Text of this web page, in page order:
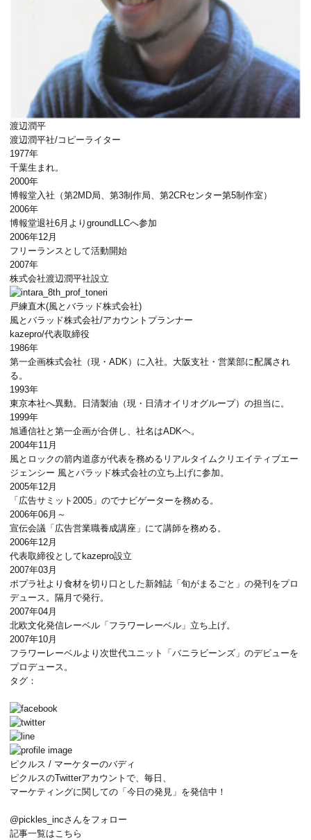
渡辺潤平
渡辺潤平社/コピーライター
1977年
千葉生まれ。
2000年
博報堂入社（第2MD局、第3制作局、第2CRセンター第5制作室）
2006年
博報堂退社6月よりgroundLLCへ参加
2006年12月
フリーランスとして活動開始
2007年
株式会社渡辺潤平社設立
戸練直木(風とバラッド株式会社)
風とバラッド株式会社/アカウントプランナー
kazepro/代表取締役
1986年
第一企画株式会社（現・ADK）に入社。大阪支社・営業部に配属され
る。
1993年
東京本社へ異動。日清製油（現・日清オイリオグループ）の担当に。
1999年
旭通信社と第一企画が合併し、社名はADKヘ。
2004年11月
風とロックの箭内道彦が代表を務めるリアルタイムクリエイティブエー
ジェンシー 風とバラッド株式会社の立ち上げに参加。
2005年12月
「広告サミット2005」のでナビゲーターを務める。
2006年06月～
宣伝会議「広告営業職養成講座」にて講師を務める。
2006年12月
代表取締役としてkazepro設立
2007年03月
ポプラ社より食材を切り口とした新雑誌「旬がまるごと」の発刊をプロ
デュース。隔月で発行。
2007年04月
北欧文化発信レーベル「フラワーレーベル」立ち上げ。
2007年10月
フラワーレーベルより次世代ユニット「バニラビーンズ」のデビューを
プロデュース。
タグ：
ピクルス / マーケターのバディ
ピクルスのTwitterアカウントで、毎日、
マーケティングに関しての「今日の発見」を発信中！
@pickles_incさんをフォロー
記事一覧はこちら